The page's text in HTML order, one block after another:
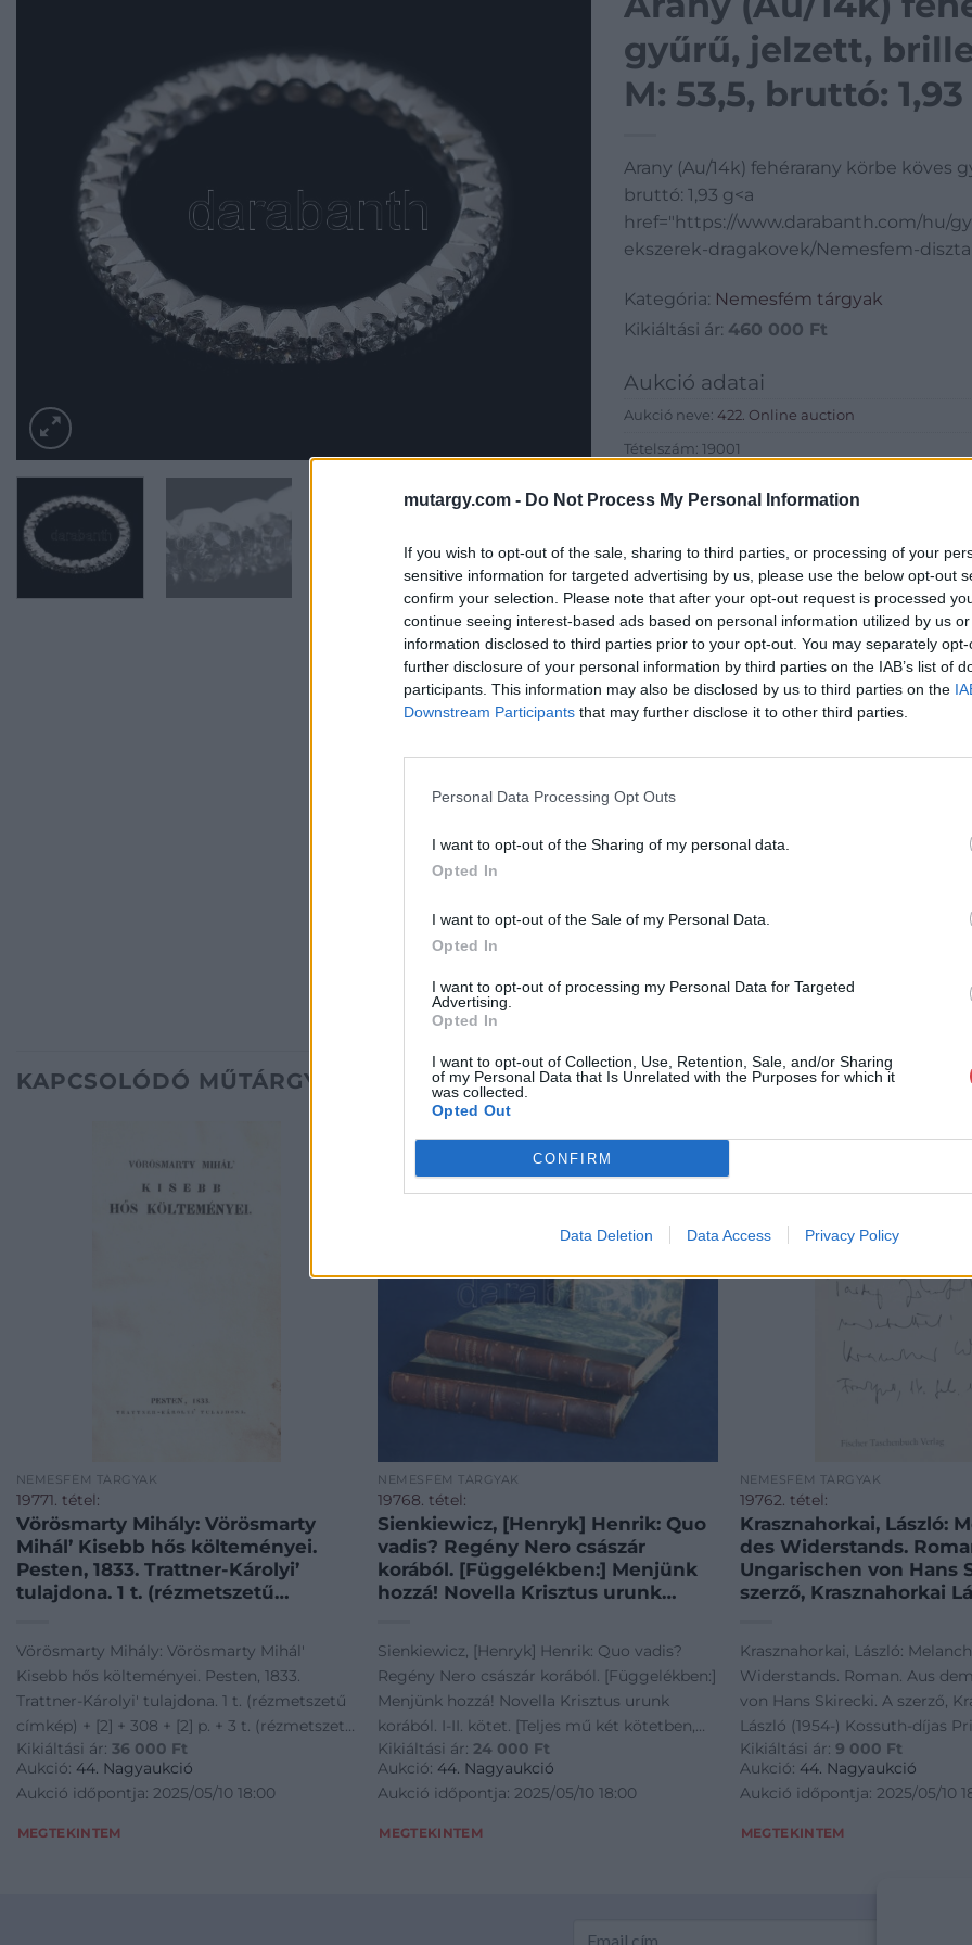
mutargy.com - Do Not Process My Personal Information
If you wish to opt-out of the sale, sharing to third parties, or processing of your
sensitive information for targeted advertising by us, please use the below opt-out
confirm your selection. Please note that after your opt-out request is processed
continue seeing interest-based ads based on personal information utilized by us
information disclosed to third parties prior to your opt-out. You may separately
further disclosure of your personal information by third parties on the IAB’s list of
participants. This information may also be disclosed by us to third parties on the
Downstream Participants that may further disclose it to other third parties.
Personal Data Processing Opt Outs
I want to opt-out of the Sharing of my personal data.
Opted In
I want to opt-out of the Sale of my Personal Data.
Opted In
I want to opt-out of processing my Personal Data for Targeted
Advertising.
Opted In
I want to opt-out of Collection, Use, Retention, Sale, and/or Sharing
of my Personal Data that Is Unrelated with the Purposes for which it
was collected.
Opted Out
CONFIRM
Data Deletion Data Access Privacy Policy
gyűrű, jelzett,
M: 53,5, bruttó: 1,93
Arany (Au/14k) fehérarany körbe köves
bruttó: 1,93 g<a
href="https://www.darabanth.com/hu/
ekszerek-dragakovek/Nemesfem-
Kategória: Nemesfém tárgyak
Kikiáltási ár: 460 000 Ft
Aukció adatai
Aukció neve: 422. Online auction
Tételszám: 19001
Eladó adatai
Cím:
Budapest
Andrássy
1061
Telefon:
Bemutatkozás: A tételek a leütési ár + 25%
személyesen veszik át, a vevő a postaköltség,
KAPCSOLÓDÓ MŰTÁRGYAK
NEMESFÉM TÁRGYAK
19771. tétel:
Vörösmarty Mihály: Vörösmarty
Mihál’ Kisebb hős költeményei.
Pesten, 1833. Trattner-Károlyi’
tulajdona. 1 t. (rézmetszetű
Kötetünk Vörösmarty Mihály
elbeszélő költeményeinek első
gyűjteményes kötetkiadása, mely
a pályakezdő Zalán futása című
eposz utáni keletkezett nevezetes,
ám kisebb terjedelmű elbeszélő
költeményeket adja közre. A
anyagi nehézségei miatt művei
Vörösmarty Mihály: Vörösmarty Mihál'
Kisebb hős költeményei. Pesten, 1833.
Trattner-Károlyi' tulajdona. 1 t. (rézmetszetű
címkép) + [2] + 308 + [2] p. + 3 t. (rézmetszet).
Első kötetkiadás. Kötetünk Vörösmarty
Mihály elbeszélő költeményeinek első
gyűjteményes kötetkiadása, mely a
pályakezdő Zalán futása című eposz utáni
Kikiáltási ár: 36 000 Ft
Aukció: 44. Nagyaukció
Aukció időpontja: 2025/05/10 18:00
MEGTEKINTEM
NEMESFÉM TÁRGYAK
19768. tétel:
Sienkiewicz, [Henryk] Henrik: Quo
vadis? Regény Nero császár
korából. [Függelékben:] Menjünk
hozzá! Novella Krisztus urunk
Sárdy János tulajdonosi
bejegyzésével.] Budapest, [1922].
Légrády Testvérek (ny.) XV + [1] +
310 p.; 270 p. Mindkét kötet
címlapján Sárdy János
operaénekes saját kezű aláírása.
Henryk Sienkiewicz (1846-1916)
történelmi regénye a századvég
ben rögtön három fordítás is
Sienkiewicz, [Henryk] Henrik: Quo vadis?
Regény Nero császár korából. [Függelékben:]
Menjünk hozzá! Novella Krisztus urunk
korából. I-II. kötet. [Teljes mű két kötetben,
szignált kötésében, Sárdy János tulajdonosi
bejegyzésével.] Budapest, [1922]. Légrády
Testvérek (ny.) XV + [1] + 310 p.; 270 p.
Mindkét kötet címlapján Sárdy János
Kikiáltási ár: 24 000 Ft
Aukció: 44. Nagyaukció
Aukció időpontja: 2025/05/10 18:00
MEGTEKINTEM
NEMESFÉM TÁRGYAK
19762. tétel:
Krasznahorkai, László:
des Widerstands.
Ungarischen von Hans
szerző, Krasznahorkai
díjas, Book Award for
díjas író által DEDIKÁLT
Frankfurt a. M., 1995,
Taschenbuch
Német nyelven. Kiadói
jó
Krasznahorkai, László:
Widerstands. Roman. Aus
von Hans Skirecki. A szerző,
László (1954-) Kossuth-díjas
Primissima-díjas, Nemzetközi
díjas, Book Award for
által DEDIKÁLT példány.
Fischer Taschenbuch
Kikiáltási ár: 9 000 Ft
Aukció: 44. Nagyaukció
Aukció időpontja: 2025/05/10
MEGTEKINTEM